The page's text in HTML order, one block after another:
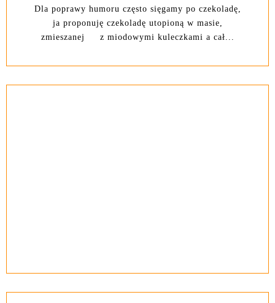
Dla poprawy humoru często sięgamy po czekoladę,
ja proponuję czekoladę utopioną w masie,
zmieszanej z miodowymi kuleczkami a cał...